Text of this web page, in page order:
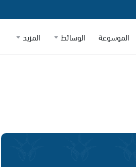
الموسوعة الوسائط المزيد